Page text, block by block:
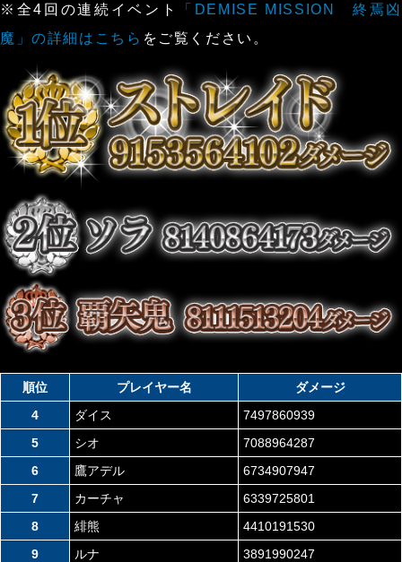
※全4回の連続イベント
「DEMISE MISSION 終焉凶
魔」の詳細はこちら をご覧ください。
順位 プレイヤー名
ダメージ
4
ダイス
7497860939
5
シオ
7088964287
6
鷹アデル
6734907947
7
カーチャ
6339725801
8
緋熊
4410191530
9
ルナ
3891990247